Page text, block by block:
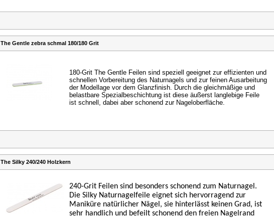
The Gentle zebra schmal 180/180 Grit
180-Grit The Gentle Feilen sind speziell geeignet zur effizienten und
schnellen Vorbereitung des Naturnagels und zur feinen Ausarbeitung
der Modellage vor dem Glanzfinish. Durch die gleichmäßige und
belastbare Spezialbeschichtung ist diese äußerst langlebige Feile
ist schnell, dabei aber schonend zur Nageloberfläche.
The Silky 240/240 Holzkern
240-Grit Feilen sind besonders schonend zum Naturnagel.
Die Silky Naturnagelfeile eignet sich hervorragend zur
Maniküre natürlicher Nägel, sie hinterlässt keinen Grad, ist
sehr handlich und befeilt schonend den freien Nagelrand